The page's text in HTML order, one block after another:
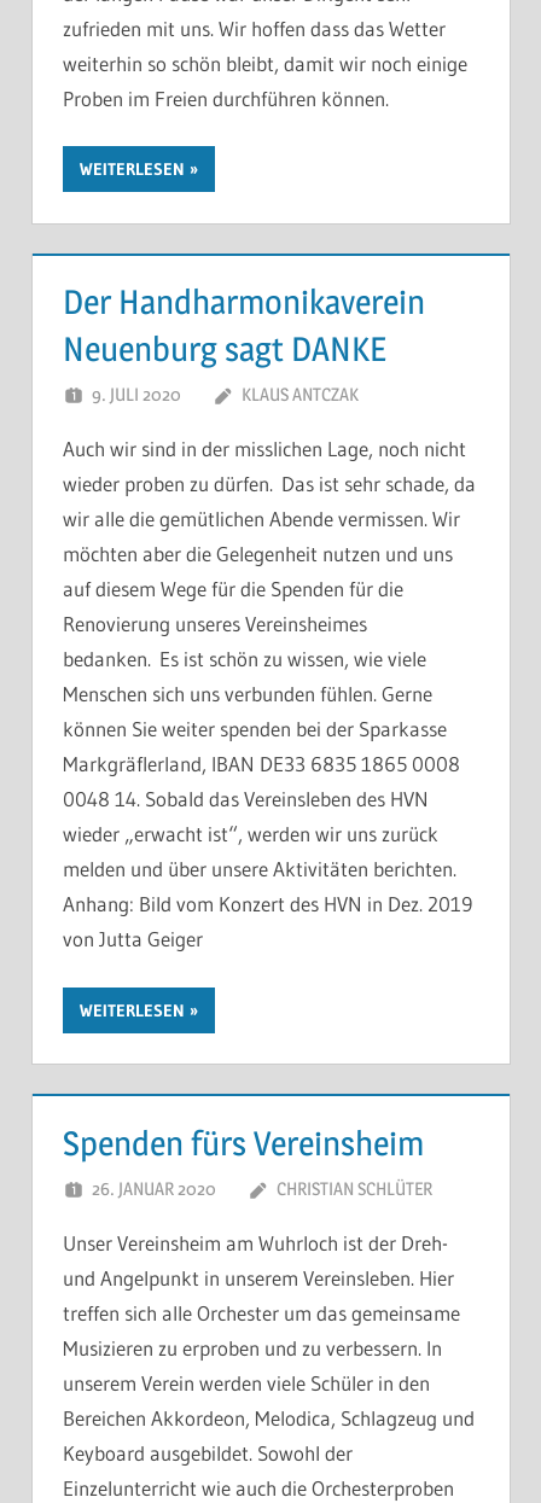
zufrieden mit uns. Wir hoffen dass das Wetter
weiterhin so schön bleibt, damit wir noch einige
Proben im Freien durchführen können.
WEITERLESEN
Der Handharmonikaverein
Neuenburg sagt DANKE
9. JULI 2020 KLAUS ANTCZAK
Auch wir sind in der misslichen Lage, noch nicht
wieder proben zu dürfen. Das ist sehr schade, da
wir alle die gemütlichen Abende vermissen. Wir
möchten aber die Gelegenheit nutzen und uns
auf diesem Wege für die Spenden für die
Renovierung unseres Vereinsheimes
bedanken. Es ist schön zu wissen, wie viele
Menschen sich uns verbunden fühlen. Gerne
können Sie weiter spenden bei der Sparkasse
Markgräflerland, IBAN DE33 6835 1865 0008
0048 14. Sobald das Vereinsleben des HVN
wieder „erwacht ist“, werden wir uns zurück
melden und über unsere Aktivitäten berichten.
Anhang: Bild vom Konzert des HVN in Dez. 2019
von Jutta Geiger
WEITERLESEN
Spenden fürs Vereinsheim
26. JANUAR 2020 CHRISTIAN SCHLÜTER
Unser Vereinsheim am Wuhrloch ist der Dreh-
und Angelpunkt in unserem Vereinsleben. Hier
treffen sich alle Orchester um das gemeinsame
Musizieren zu erproben und zu verbessern. In
unserem Verein werden viele Schüler in den
Bereichen Akkordeon, Melodica, Schlagzeug und
Keyboard ausgebildet. Sowohl der
Einzelunterricht wie auch die Orchesterproben